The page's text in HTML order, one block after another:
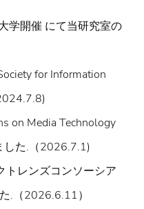
学開催 にて当研究室の
for Information
on Media Technology
した.（2026.7.1)
トレンズコンソーシア
.（2026.6.11）